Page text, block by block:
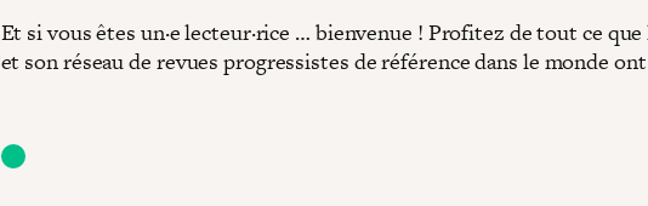
Et si vous êtes un·e lecteur·rice … bienvenue ! Profitez de tout ce que
et son réseau de revues progressistes de référence dans le monde